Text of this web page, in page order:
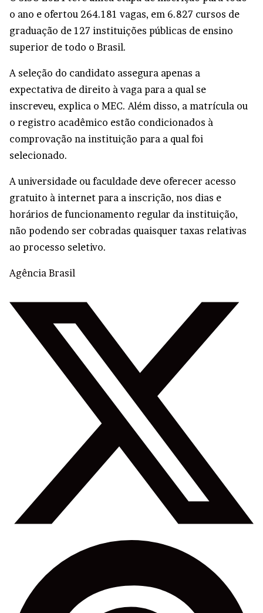
o ano e ofertou 264.181 vagas, em 6.827 cursos de
graduação de 127 instituições públicas de ensino
superior de todo o Brasil.
A seleção do candidato assegura apenas a
expectativa de direito à vaga para a qual se
inscreveu, explica o MEC. Além disso, a matrícula ou
o registro acadêmico estão condicionados à
comprovação na instituição para a qual foi
selecionado.
A universidade ou faculdade deve oferecer acesso
gratuito à internet para a inscrição, nos dias e
horários de funcionamento regular da instituição,
não podendo ser cobradas quaisquer taxas relativas
ao processo seletivo.
Agência Brasil